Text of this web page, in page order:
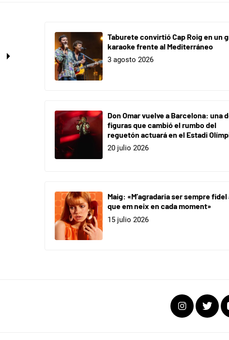
Taburete convirtió Cap Roig en un
karaoke frente al Mediterráneo
3 agosto 2026
Don Omar vuelve a Barcelona: una
figuras que cambió el rumbo del
reguetón actuará en el Estadi
20 julio 2026
Maig: «M’agradaria ser sempre fidel
que em neix en cada moment»
15 julio 2026
InstagramTwitter